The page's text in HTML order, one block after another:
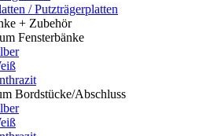
/ Putzträgerplatten
+ Zubehör
Fensterbänke
Bordstücke/Abschluss